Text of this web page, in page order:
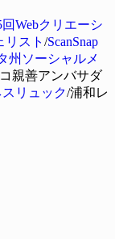
Webクリエーシ
スト /ScanSnap
州ソーシャルメ
親善アンバサダ
リュック/浦和レ